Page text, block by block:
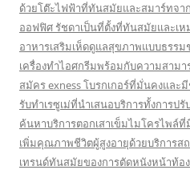
ด้วยโต๊ะไฟฟ้าที่ทันสมัยและสมาร์ทจาก
ออฟฟิศ รัชดาเป็นที่ตั้งที่ทันสมัยและเ
อาหารเสริมเห็ดดูแลสุขภาพแบบธรรม
เครื่องทำไอศกรีมพร้อมกับความสาม
สมัคร exness โบรกเกอร์ที่มั่นคงและ
รับทำเรซูเม่ที่นำเสนอบริการทั้งการปรั
ค้นหาบริการตอกเสาเข็มไมโครไพล์
เพิ่มคุณภาพชีวิตผู้สูงอายุด้วยบริการส
เทรนด์ทันสมัยของการตัดหนังหน้าท้อ